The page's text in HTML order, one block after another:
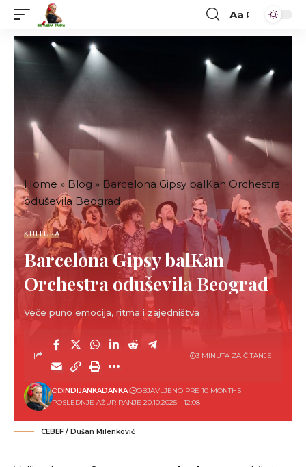
Font
Resizer
Aa
Home » Blog » Barcelona Gipsy balKan Orchestra
oduševila Beograd
KULTURA
Barcelona Gipsy balKan
Orchestra oduševila Beograd
Veče puno emocija, ritma i zajedništva
POSLEDNJE AŽURIRANJE 20.10.2025 - 12:08
ODINDIJANKADANKA OBJAVLJENO PRE 10 MONTHS
3 MINUTA ZA ČITANJE
CEBEF / Dušan Milenković